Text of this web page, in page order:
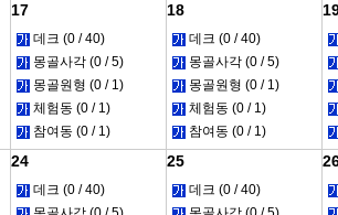
17
데크 (0 / 40)
몽골사각 (0 / 5)
몽골원형 (0 / 1)
체험동 (0 / 1)
참여동 (0 / 1)
18
데크 (0 / 40)
몽골사각 (0 / 5)
몽골원형 (0 / 1)
체험동 (0 / 1)
참여동 (0 / 1)
24
데크 (0 / 40)
25
데크 (0 / 40)